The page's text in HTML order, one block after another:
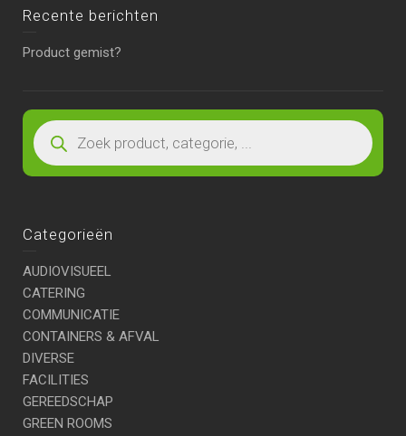
Recente berichten
Product gemist?
Categorieën
AUDIOVISUEEL
CATERING
COMMUNICATIE
CONTAINERS & AFVAL
DIVERSE
FACILITIES
GEREEDSCHAP
GREEN ROOMS